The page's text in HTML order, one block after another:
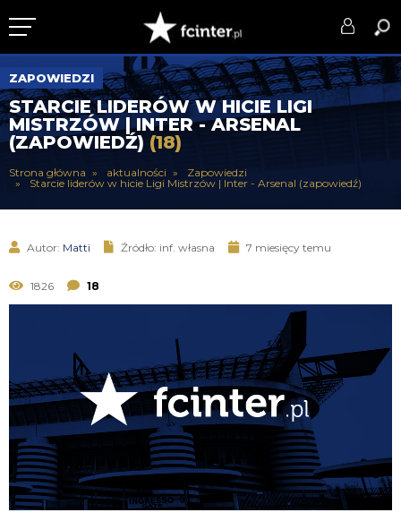
KLUB
DRUŻYNA
SERIE A
PUCHARY
ZAPOWIEDZI
STARCIE LIDERÓW W HICIE LIGI
MISTRZÓW | INTER - ARSENAL
(ZAPOWIEDŹ) (18)
Strona główna aktualności
Zapowiedzi
Starcie liderów w hicie Ligi Mistrzów | Inter - Arsenal (zapowiedź)
Autor: Matti Źródło: inf. własna 7 miesięcy temu
1826 18